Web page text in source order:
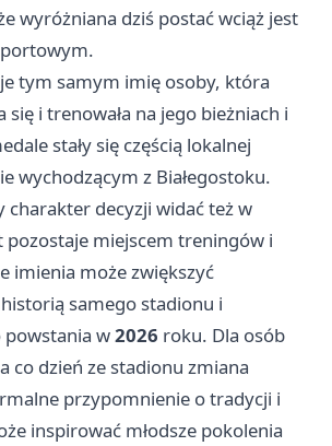
wyróżniana dziś postać wciąż jest
tym samym imię osoby, która
się i trenowała na jego bieżniach i
stały się częścią lokalnej
wychodzącym z Białegostoku.
decyzji widać też w
pozostaje miejscem treningów i
imienia może zwiększyć
samego stadionu i
powstania w2026 roku. Dla osób
co dzień ze stadionu zmiana
przypomnienie o tradycji i
inspirować młodsze pokolenia